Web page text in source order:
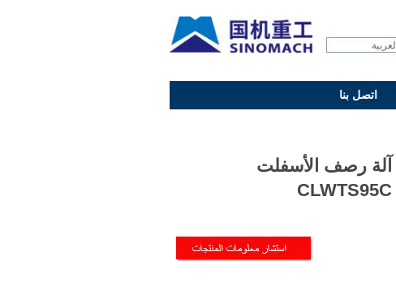
العربية
اتصل بنا
آلة رصف الأسفلت
CLWTS95C